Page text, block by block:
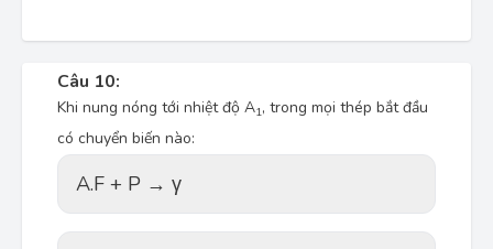
Câu 10:
Khi nung nóng tới nhiệt độ A1, trong mọi thép bắt đầu
có chuyển biến nào:
A.F + P → γ